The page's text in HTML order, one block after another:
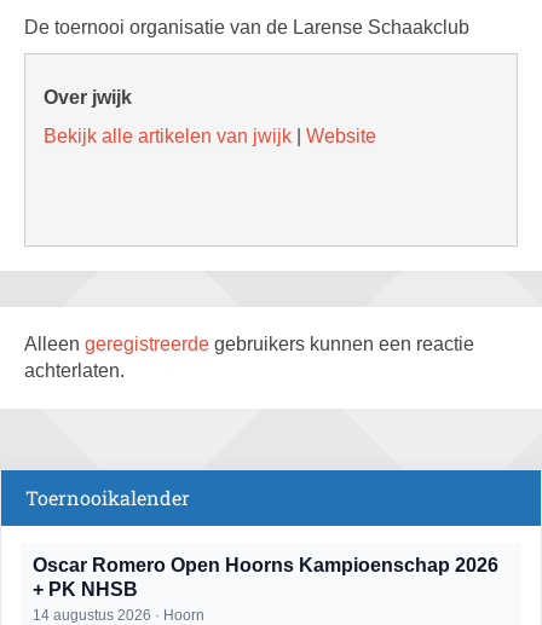
De toernooi organisatie van de Larense Schaakclub
Over jwijk
Bekijk alle artikelen van jwijk
Website
Alleen geregistreerde gebruikers kunnen een reactie
achterlaten.
Toernooikalender
Oscar Romero Open Hoorns Kampioenschap 2026
+ PK NHSB
14 augustus 2026 · Hoorn